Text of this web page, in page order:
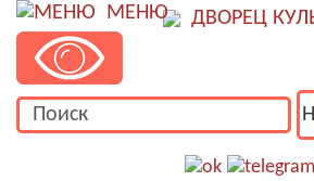
МЕНЮ ДВОРЕЦ